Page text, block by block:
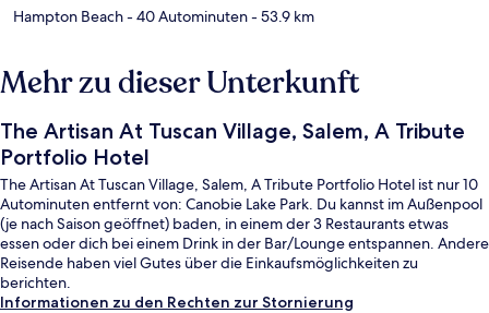
Hampton Beach- 40 Autominuten- 53.9 km
Mehr zu dieser Unterkunft
The Artisan At Tuscan Village, Salem, A Tribute
Portfolio Hotel
The Artisan At Tuscan Village, Salem, A Tribute Portfolio Hotel ist nur 10
Autominuten entfernt von: Canobie Lake Park. Du kannst im Außenpool
(je nach Saison geöffnet) baden, in einem der 3 Restaurants etwas
essen oder dich bei einem Drink in der Bar/Lounge entspannen. Andere
Reisende haben viel Gutes über die Einkaufsmöglichkeiten zu
berichten.
Informationen zu den Rechten zur Stornierung